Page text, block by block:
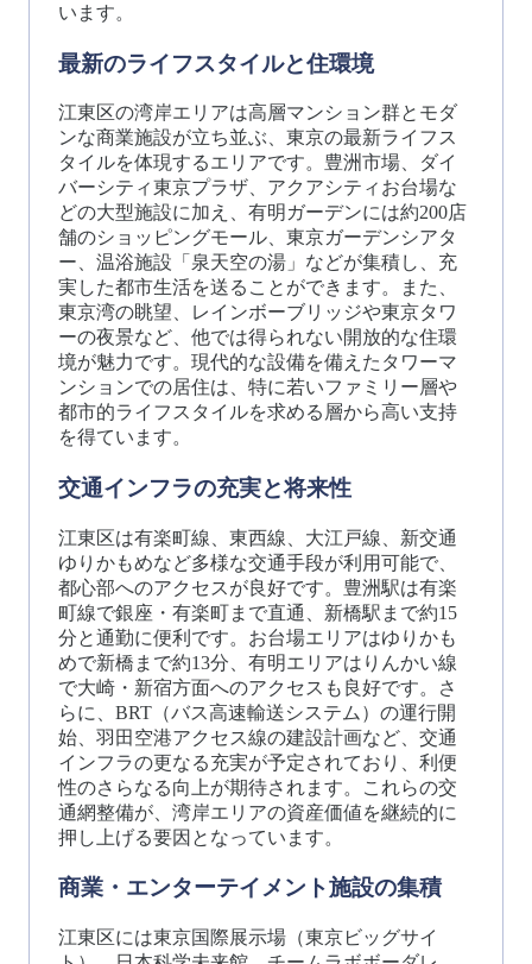
います。
最新のライフスタイルと住環境
江東区の湾岸エリアは高層マンション群とモダ
ンな商業施設が立ち並ぶ、東京の最新ライフス
タイルを体現するエリアです。豊洲市場、ダイ
バーシティ東京プラザ、アクアシティお台場な
どの大型施設に加え、有明ガーデンには約200店
舗のショッピングモール、東京ガーデンシアタ
ー、温浴施設「泉天空の湯」などが集積し、充
実した都市生活を送ることができます。また、
東京湾の眺望、レインボーブリッジや東京タワ
ーの夜景など、他では得られない開放的な住環
境が魅力です。現代的な設備を備えたタワーマ
ンションでの居住は、特に若いファミリー層や
都市的ライフスタイルを求める層から高い支持
を得ています。
交通インフラの充実と将来性
江東区は有楽町線、東西線、大江戸線、新交通
ゆりかもめなど多様な交通手段が利用可能で、
都心部へのアクセスが良好です。豊洲駅は有楽
町線で銀座・有楽町まで直通、新橋駅まで約15
分と通勤に便利です。お台場エリアはゆりかも
めで新橋まで約13分、有明エリアはりんかい線
で大崎・新宿方面へのアクセスも良好です。さ
らに、BRT（バス高速輸送システム）の運行開
始、羽田空港アクセス線の建設計画など、交通
インフラの更なる充実が予定されており、利便
性のさらなる向上が期待されます。これらの交
通網整備が、湾岸エリアの資産価値を継続的に
押し上げる要因となっています。
商業・エンターテイメント施設の集積
江東区には東京国際展示場（東京ビッグサイ